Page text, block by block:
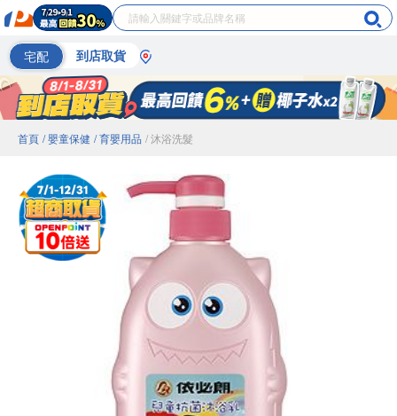
宅配 到店取貨
首頁 / 嬰童保健 / 育嬰用品 / 沐浴洗髮